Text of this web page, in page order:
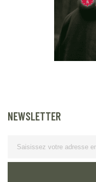
NEWSLETTER